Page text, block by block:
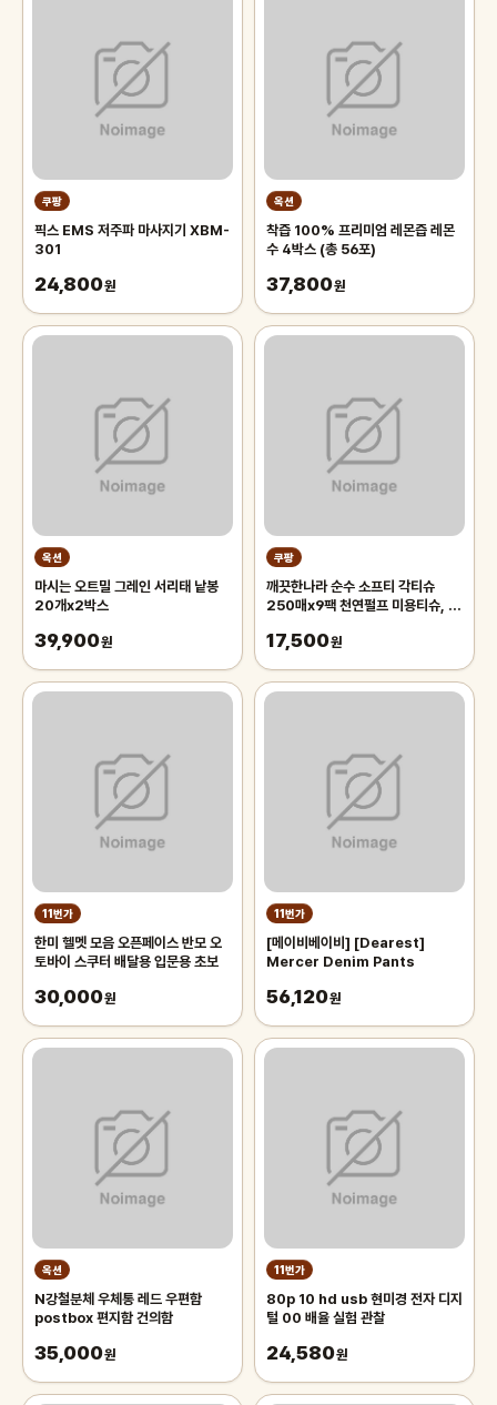
쿠팡
픽스 EMS 저주파 마사지기 XBM-
301
24,800원
옥션
착즙 100% 프리미엄 레몬즙 레몬
수 4박스 (총 56포)
37,800원
옥션
마시는 오트밀 그레인 서리태 낱봉
20개x2박스
39,900원
쿠팡
깨끗한나라 순수 소프티 각티슈
250매x9팩 천연펄프 미용티슈, 3
17,500원
11번가
한미 헬멧 모음 오픈페이스 반모 오
토바이 스쿠터 배달용 입문용 초보
30,000원
11번가
[메이비베이비] [Dearest]
Mercer Denim Pants
56,120원
옥션
N강철분체 우체통 레드 우편함
postbox 편지함 건의함
35,000원
11번가
80p 10 hd usb 현미경 전자 디지
털 00 배율 실험 관찰
24,580원